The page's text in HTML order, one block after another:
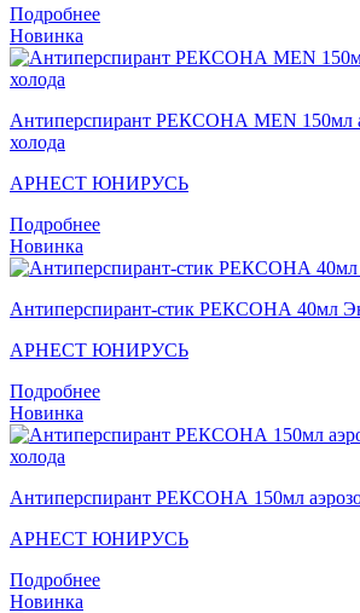
Подробнее
Новинка
Антиперспирант РЕКСОНА MEN 150мл
холода
АРНЕСТ ЮНИРУСЬ
Подробнее
Новинка
Антиперспирант-стик РЕКСОНА 40мл
АРНЕСТ ЮНИРУСЬ
Подробнее
Новинка
Антиперспирант РЕКСОНА 150мл
АРНЕСТ ЮНИРУСЬ
Подробнее
Новинка